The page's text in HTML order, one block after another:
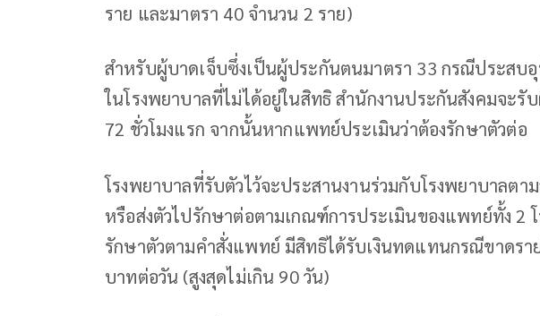
ราย และมาตรา 40 จำนวน 2 ราย)
สำหรับผู้บาดเจ็บซึ่งเป็นผู้ประกันตนมาตรา 33 กรณีประสบ
ในโรงพยาบาลที่ไม่ได้อยู่ในสิทธิ สำนักงานประกันสังคมจะรั
72 ชั่วโมงแรก จากนั้นหากแพทย์ประเมินว่าต้องรักษาตัวต่อ
โรงพยาบาลที่รับตัวไว้จะประสานงานร่วมกับโรงพยาบาลต
หรือส่งตัวไปรักษาต่อตามเกณฑ์การประเมินของแพทย์ทั้ง 2
รักษาตัวตามคำสั่งแพทย์ มีสิทธิได้รับเงินทดแทนกรณีขาดรา
บาทต่อวัน (สูงสุดไม่เกิน 90 วัน)